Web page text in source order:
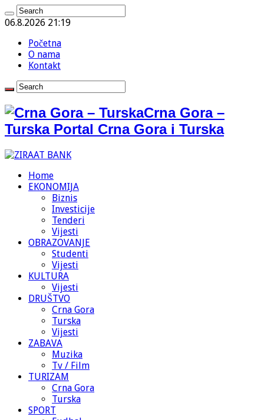
06.8.2026 21:19
Početna
O nama
Kontakt
Crna Gora –
Turska Portal Crna Gora i Turska
Home
EKONOMIJA
Biznis
Investicije
Tenderi
Vijesti
OBRAZOVANJE
Studenti
Vijesti
KULTURA
Vijesti
DRUŠTVO
Crna Gora
Turska
Vijesti
ZABAVA
Muzika
Tv / Film
TURIZAM
Crna Gora
Turska
SPORT